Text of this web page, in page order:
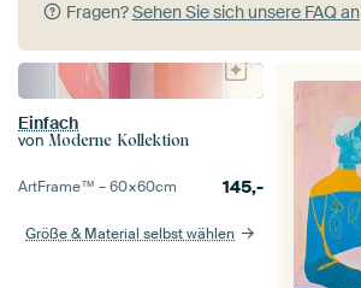
Fragen?Sehen Sie sich unsere FAQ an
Einfach
von Moderne Kollektion
ArtFrame™ –60×60cm 145,-
Größe & Material selbst wählen